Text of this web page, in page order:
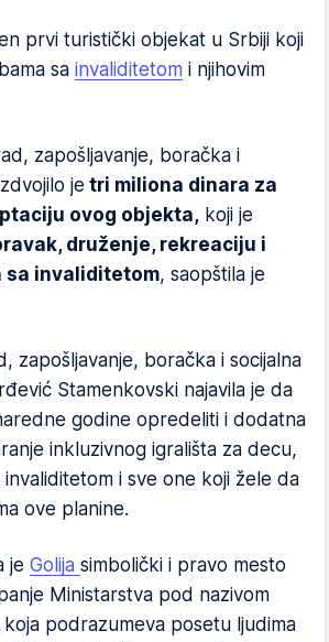
prvi turistički objekat u Srbiji koji
sa invaliditetom i njihovim
zapošljavanje, boračka i
je tri miliona dinara za
ovog objekta, koji je
druženje, rekreaciju i
sa invaliditetom, saopštila je
zapošljavanje, boračka i socijalna
Stamenkovski najavila je da
godine opredeliti i dodatna
inkluzivnog igrališta za decu,
i sve one koji žele da
ove planine.
je Golija simbolički i pravo mesto
Ministarstva pod nazivom
koja podrazumeva posetu ljudima